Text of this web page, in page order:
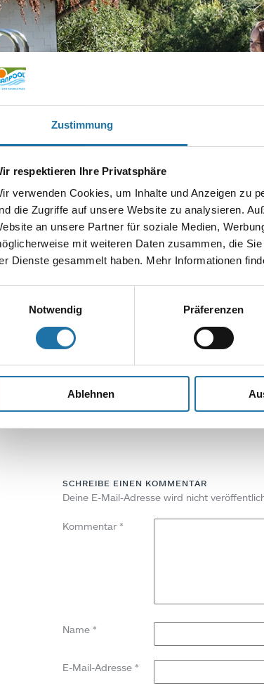
Zustimmung
respektieren Ihre Privatsphäre
verwenden Cookies, um Inhalte und Anzeigen zu
die Zugriffe auf unsere Website zu analysieren.
an unsere Partner für soziale Medien,
mit weiteren Daten zusammen, die
Dienste gesammelt haben. Mehr Informationen
Notwendig
Präferenzen
Ablehnen
SCHREIBE EINEN KOMMENTAR
Deine E-Mail-Adresse wird nicht
Kommentar *
Name *
E-Mail-Adresse *